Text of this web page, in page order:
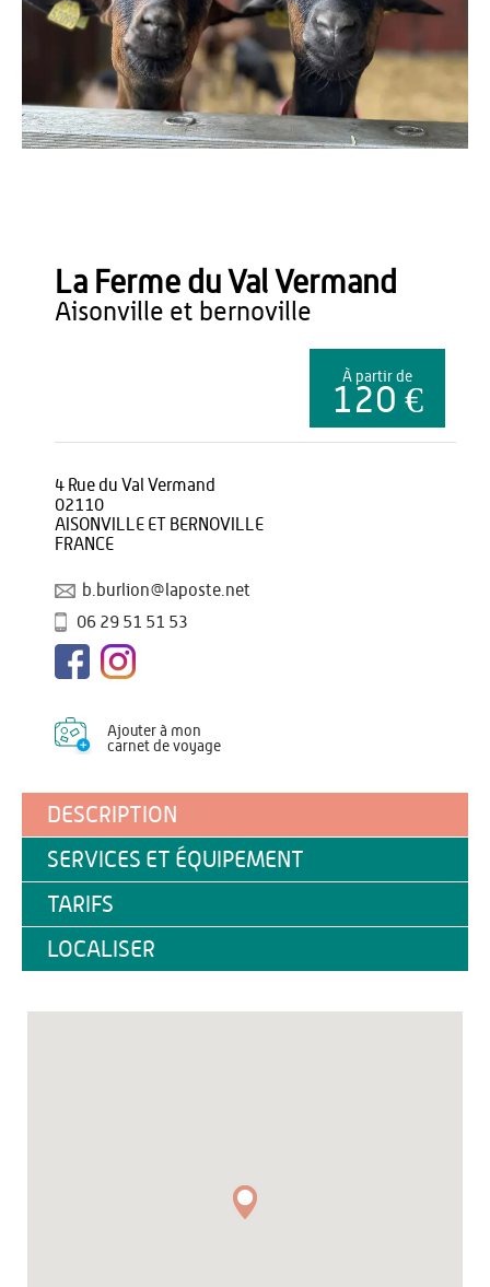
Office de Tourisme du Pays de Thiérache
La Ferme du Val Vermand
aisonville et bernoville
À partir de
120 €
4 Rue du Val Vermand
02110
AISONVILLE ET BERNOVILLE
FRANCE
b.burlion@laposte.net
06 29 51 51 53
Ajouter à mon
carnet de voyage
DESCRIPTION
SERVICES ET ÉQUIPEMENT
TARIFS
LOCALISER